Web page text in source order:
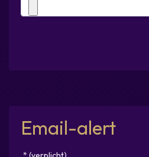
Email-alert